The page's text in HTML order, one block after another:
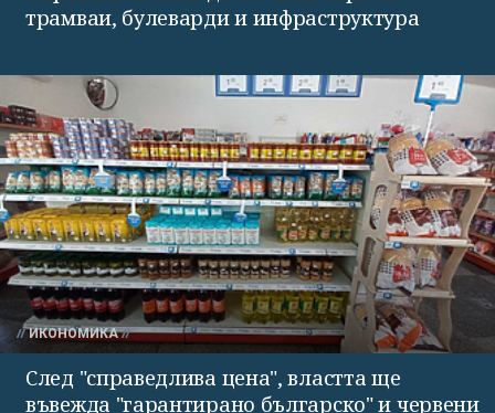
трамваи, булеварди и инфраструктура
ИКОНОМИКА
След "справедлива цена", властта ще
въвежда "гарантирано българско" и червени